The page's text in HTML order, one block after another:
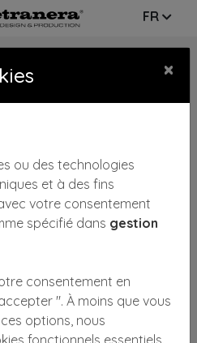
FR
SATINEE
COD: SAT
×
ou des technologies
et à des fins
votre consentement
spécifié dans gestion
consentement en
". À moins que vous
options, nous
fonctionnels essentiels.